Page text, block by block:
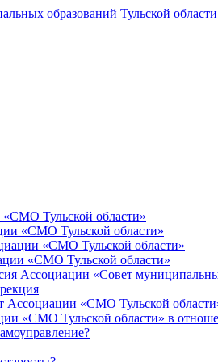
Тульской области»
«СМО Тульской области»
«СМО Тульской области»
«СМО Тульской области»
Ассоциации «Совет
Ассоциации «СМО Тульской
«СМО Тульской области» в